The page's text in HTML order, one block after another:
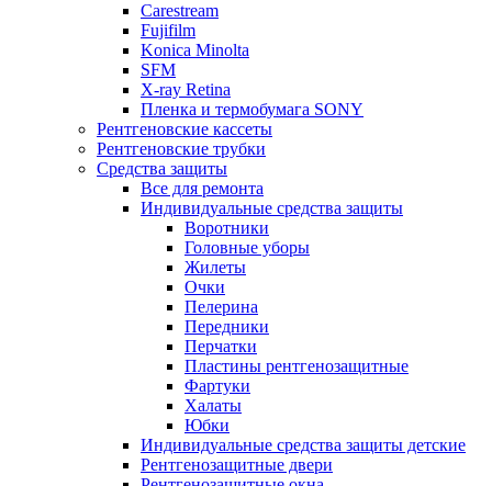
Carestream
Fujifilm
Konica Minolta
SFM
X-ray Retina
Пленка и термобумага SONY
Рентгеновские кассеты
Рентгеновские трубки
Средства защиты
Все для ремонта
Индивидуальные средства защиты
Воротники
Головные уборы
Жилеты
Очки
Пелерина
Передники
Перчатки
Пластины рентгенозащитные
Фартуки
Халаты
Юбки
Индивидуальные средства защиты детские
Рентгенозащитные двери